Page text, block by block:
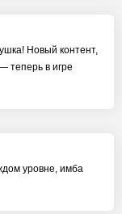
Новый контент,
теперь в игре
уровне, имба